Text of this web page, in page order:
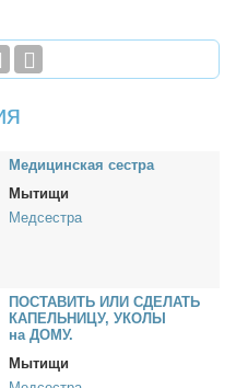
Ме­ди­цин­ская сест­ра
Мытищи
Медсестра
ПОСТАВИТЬ ИЛИ СДЕЛАТЬ
КАПЕЛЬНИЦУ, УКОЛЫ
на ДОМУ.
Мытищи